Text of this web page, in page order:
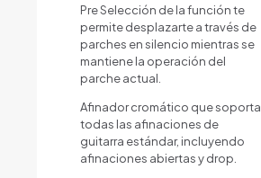
Pre Selección de la función te
permite desplazarte a través de
parches en silencio mientras se
mantiene la operación del
parche actual.
Afinador cromático que soporta
todas las afinaciones de
guitarra estándar, incluyendo
afinaciones abiertas y drop.